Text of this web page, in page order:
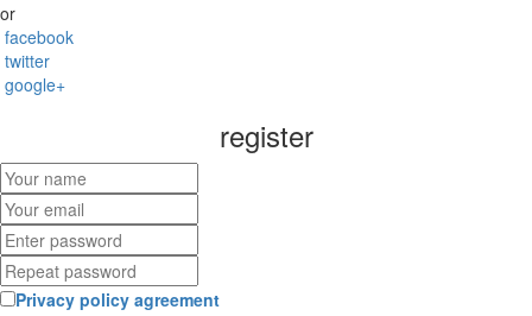
or
facebook
twitter
google+
register
Privacy policy agreement